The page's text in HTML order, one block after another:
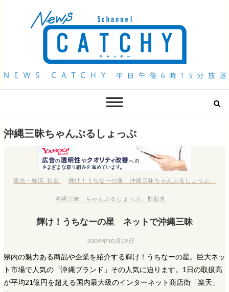
QAB NEWS Headline
沖縄三昧ちゃんぷるしょっぷ
観光・経済 社会 輝け！うちなーの星 沖縄三昧ちゃんぷるしょっぷ
沖縄三昧 ちゃんぷるしょっぷ 、郡彰央
輝け！うちなーの星 ネットで沖縄三昧
2009年10月19日
県内の魅力ある商品や企業を紹介する輝け！うちなーの星。巨大ネッ
ト市場で人気の「沖縄ブランド」その人気に迫ります。1日の取扱高
が平均21億円を超える国内最大級のインターネット商店街「楽天」